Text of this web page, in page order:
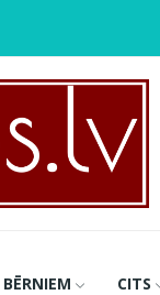
BĒRNIEM
CITS